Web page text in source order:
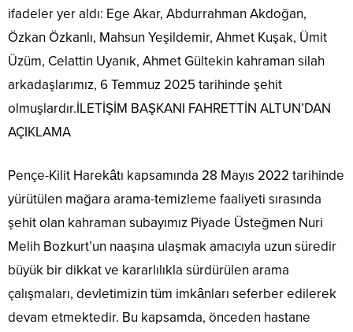
ifadeler yer aldı: Ege Akar, Abdurrahman Akdoğan,
Özkan Özkanlı, Mahsun Yeşildemir, Ahmet Kuşak, Ümit
Üzüm, Celattin Uyanık, Ahmet Gültekin kahraman silah
arkadaşlarımız, 6 Temmuz 2025 tarihinde şehit
olmuşlardır.İLETİŞİM BAŞKANI FAHRETTİN ALTUN’DAN
AÇIKLAMA
Pençe-Kilit Harekâtı kapsamında 28 Mayıs 2022 tarihinde
yürütülen mağara arama-temizleme faaliyeti sırasında
şehit olan kahraman subayımız Piyade Üsteğmen Nuri
Melih Bozkurt’un naaşına ulaşmak amacıyla uzun süredir
büyük bir dikkat ve kararlılıkla sürdürülen arama
çalışmaları, devletimizin tüm imkânları seferber edilerek
devam etmektedir. Bu kapsamda, önceden hastane